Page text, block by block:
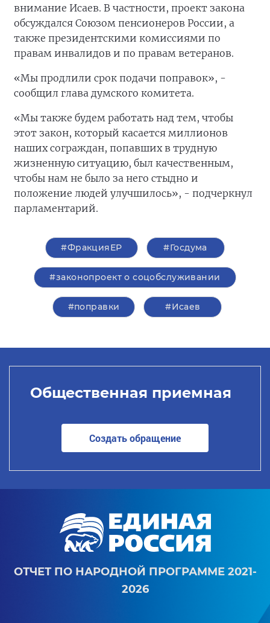
внимание Исаев. В частности, проект закона
обсуждался Союзом пенсионеров России, а
также президентскими комиссиями по
правам инвалидов и по правам ветеранов.
«Мы продлили срок подачи поправок», -
сообщил глава думского комитета.
«Мы также будем работать над тем, чтобы
этот закон, который касается миллионов
наших сограждан, попавших в трудную
жизненную ситуацию, был качественным,
чтобы нам не было за него стыдно и
положение людей улучшилось», - подчеркнул
парламентарий.
#ФракцияЕР #Госдума
#законопроект о соцобслуживании
#поправки #Исаев
Общественная приемная
Создать обращение
ОТЧЕТ ПО НАРОДНОЙ ПРОГРАММЕ 2021-
2026